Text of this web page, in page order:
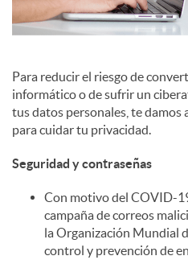
d
e
c
o
Para reducir el riesgo de
informático o de sufrir un
tus datos personales, te damos
para cuidar tu privacidad.
Seguridad y contraseñas
Con motivo del COVID-
campaña de correos
la Organización Mundial
control y prevención de